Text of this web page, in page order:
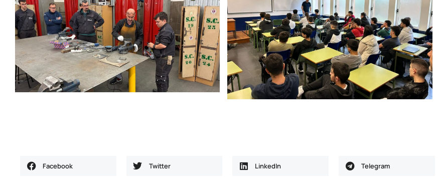
Facebook Twitter LinkedIn Telegram